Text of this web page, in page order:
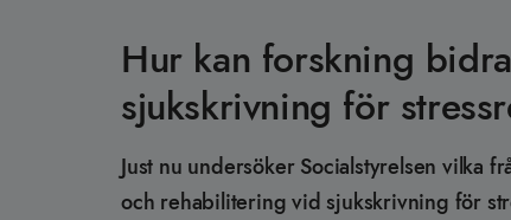
Hur kan forskning
sjukskrivning för
Just nu undersöker Socialstyrelsen vilka
och rehabilitering vid sjukskrivning för